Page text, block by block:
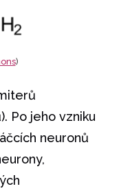
)
Po jeho vzniku
neuronů